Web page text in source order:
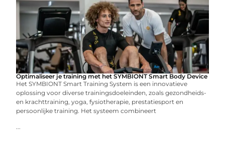
Optimaliseer je training met het SYMBIONT Smart Body Device
Het SYMBIONT Smart Training System is een innovatieve
oplossing voor diverse trainingsdoeleinden, zoals gezondheids-
en krachttraining, yoga, fysiotherapie, prestatiesport en
persoonlijke training. Het systeem combineert
...